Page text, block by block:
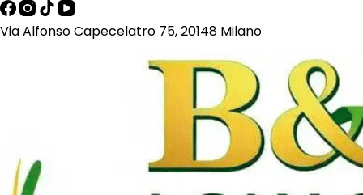
Via Alfonso Capecelatro 75, 20148 Milano